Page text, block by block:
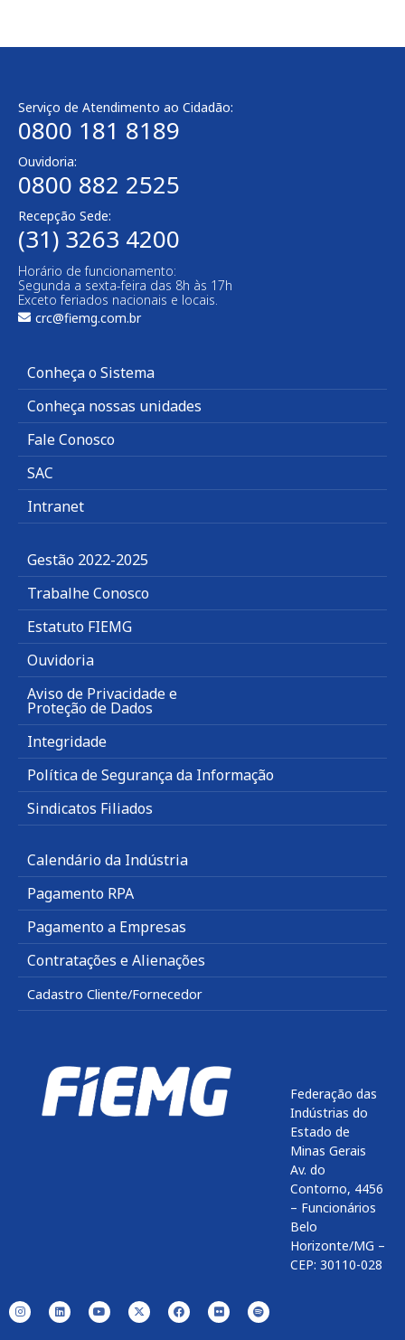
Serviço de Atendimento ao Cidadão:
0800 181 8189
Ouvidoria:
0800 882 2525
Recepção Sede:
(31) 3263 4200
Horário de funcionamento:
Segunda a sexta-feira das 8h às 17h
Exceto feriados nacionais e locais.
crc@fiemg.com.br
Conheça o Sistema
Conheça nossas unidades
Fale Conosco
SAC
Intranet
Gestão 2022-2025
Trabalhe Conosco
Estatuto FIEMG
Ouvidoria
Aviso de Privacidade e
Proteção de Dados
Integridade
Política de Segurança da Informação
Sindicatos Filiados
Calendário da Indústria
Pagamento RPA
Pagamento a Empresas
Contratações e Alienações
Cadastro Cliente/Fornecedor
Federação das
Indústrias do
Estado de
Minas Gerais
Av. do
Contorno, 4456
– Funcionários
Belo
Horizonte/MG –
CEP: 30110-028